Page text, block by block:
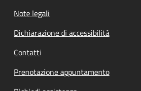
Note legali
Dichiarazione di accessibilità
Contatti
Prenotazione appuntamento